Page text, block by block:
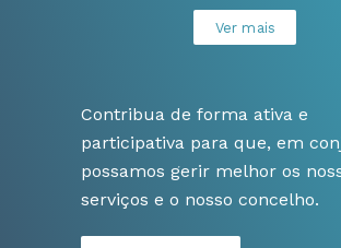
Ver mais
Contribua de forma ativa e
participativa para que, em
possamos gerir melhor os
serviços e o nosso concelho.